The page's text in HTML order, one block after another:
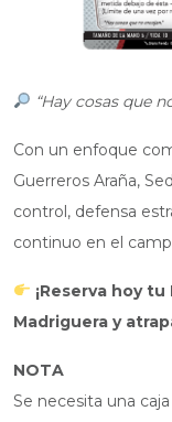
“Hay cosas que
Con un enfoque
Guerreros Araña,
control, defensa
continuo en el
¡Reserva hoy
Madriguera y
NOTA
Se necesita una